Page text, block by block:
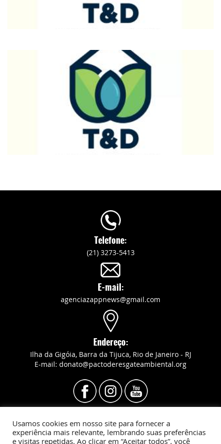
Telefone:
(21) 3273-5413
E-mail:
agenciazappnews@gmail.com
Endereço:
Ilha da Gigóia, Barra da Tijuca, Rio de Janeiro - RJ
E-mail: donato@pactoderesgateambiental.org
Revista Barra Legal © Todos os direitos reservados
Usamos cookies em nosso site para fornecer a
experiência mais relevante, lembrando suas preferências
e visitas repetidas. Ao clicar em “Aceitar todos”, você